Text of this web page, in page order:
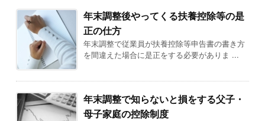
年末調整後やってくる扶養控除等の是
正の仕方
年末調整で従業員が扶養控除等申告書の書き方
を間違えた場合に是正をする必要がありま ...
年末調整で知らないと損をする父子・
母子家庭の控除制度